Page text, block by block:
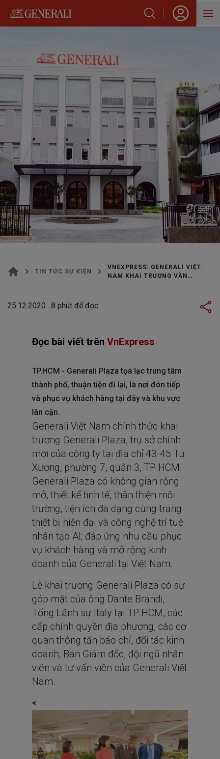
HỖ TRỢ KHÁCH HÀNG
BLOG
VỀ TRANG CHỦ
VNEXPRESS: GENERALI
TIN TỨC SỰ KIỆN
VNEXPRESS: GENERALI VIỆT
NAM KHAI TRƯƠNG VĂN
25.12.2020 . 8 phút để đọc
Đọc bài viết trên VnExpress
TP.HCM - Generali Plaza tọa lạc trung tâm
thành phố, thuận tiện đi lại, là nơi đón tiếp
và phục vụ khách hàng tại đây và khu vực
lân cận.
Generali Việt Nam chính thức khai
trương Generali Plaza, trụ sở chính
mới của công ty tại địa chỉ 43-45 Tú
Xương, phường 7, quận 3, TP HCM.
Generali Plaza có không gian rộng
mở, thiết kế tinh tế, thân thiện môi
trường, tiện ích đa dạng cùng trang
thiết bị hiện đại và công nghệ trí tuệ
nhân tạo AI; đáp ứng nhu cầu phục
vụ khách hàng và mở rộng kinh
doanh của Generali tại Việt Nam.
Lễ khai trương Generali Plaza có sự
góp mặt của ông Dante Brandi,
Tổng Lãnh sự Italy tại TP HCM, các
cấp chính quyền địa phương, các cơ
quan thông tấn báo chí, đối tác kinh
doanh, Ban Giám đốc, đội ngũ nhân
viên và tư vấn viên của Generali Việt
Nam.
<